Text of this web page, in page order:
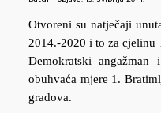
Otvoreni su natječaji
2014.-2020 i to za cjelinu
Demokratski angažman
obuhvaća mjere 1.
gradova.